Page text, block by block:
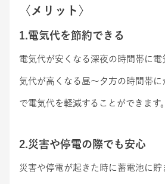
〈メリット〉
1.電気代を節約できる
電気代が安くなる深夜の時間帯に
気代が高くなる昼～夕方の時間帯に
で電気代を軽減することができます。
2.災害や停電の際でも安心
災害や停電が起きた時に蓄電池に